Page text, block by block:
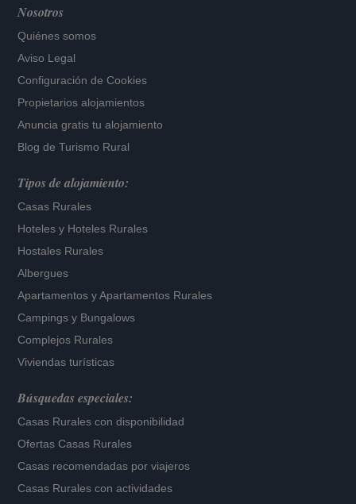
Nosotros
Quiénes somos
Aviso Legal
Configuración de Cookies
Propietarios alojamientos
Anuncia gratis tu alojamiento
Blog de Turismo Rural
Tipos de alojamiento:
Casas Rurales
Hoteles y Hoteles Rurales
Hostales Rurales
Albergues
Apartamentos yApartamentos Rurales
Campings y Bungalows
Complejos Rurales
Viviendas turísticas
Búsquedas especiales:
Casas Rurales con disponibilidad
Ofertas Casas Rurales
Casas recomendadas por viajeros
Casas Rurales con actividades